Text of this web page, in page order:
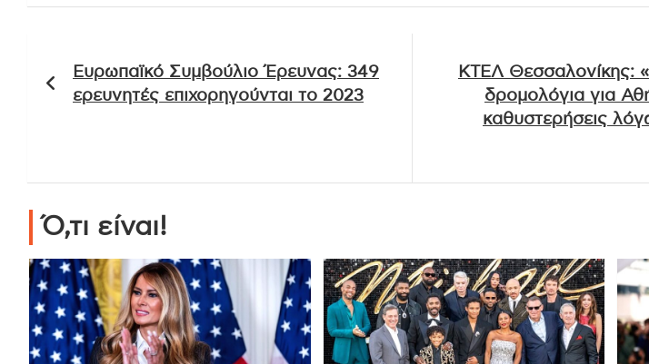
άρθρων
Ευρωπαϊκό Συμβούλιο Έρευνας: 349
ερευνητές επιχορηγούνται το 2023
ΚΤΕΛ Θεσσαλονίκης:
δρομολόγια για
καθυστερήσεις
Ό,τι είναι!